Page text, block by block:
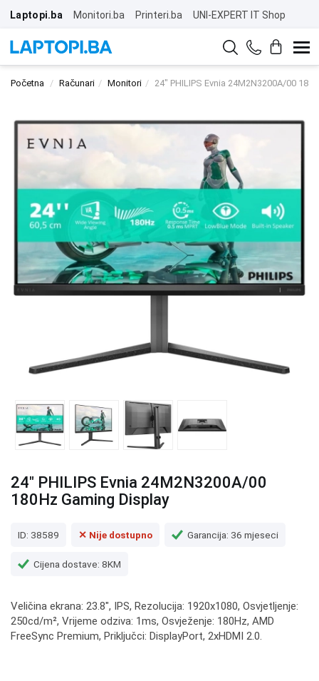
Laptopi.ba Monitori.ba Printeri.ba UNI-EXPERT IT Shop
Početna Računari Monitori 24" PHILIPS Evnia 24M2N3200A/00
24" PHILIPS Evnia 24M2N3200A/00
180Hz Gaming Display
ID: 38589 ✕ Nije dostupno Garancija: 36 mjeseci
Cijena dostave: 8KM
Veličina ekrana: 23.8", IPS, Rezolucija: 1920x1080, Osvjetljenje:
250cd/m², Vrijeme odziva: 1ms, Osvježenje: 180Hz, AMD
FreeSync Premium, Priključci: DisplayPort, 2xHDMI 2.0.